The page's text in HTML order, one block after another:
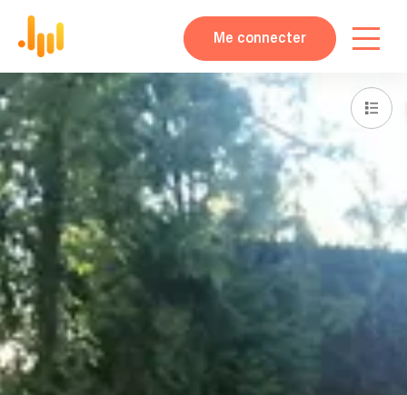
Me connecter